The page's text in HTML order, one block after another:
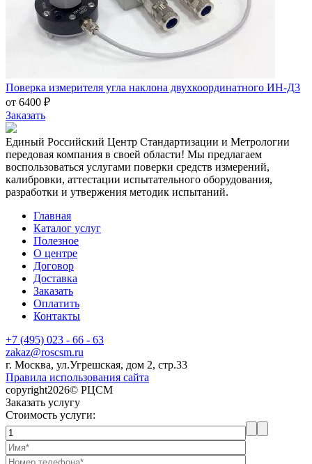
Поверка измерителя угла наклона двухкоординатного ИН-Д3
от 6400 ₽
Заказать
Единый Российский Центр Стандартизации и Метрологии
передовая компания в своей области! Мы предлагаем
воспользоваться услугами поверки средств измерений,
калибровки, аттестации испытательного оборудования,
разработки и утвержения методик испытаний.
Главная
Каталог услуг
Полезное
О центре
Договор
Доставка
Заказать
Оплатить
Контакты
+7 (495) 023 - 66 - 63
zakaz@roscsm.ru
г. Москва, ул.Угрешская, дом 2, стр.33
Правила использования сайта
copyright2026© РЦСМ
Заказать услугу
Стоимость услуги: